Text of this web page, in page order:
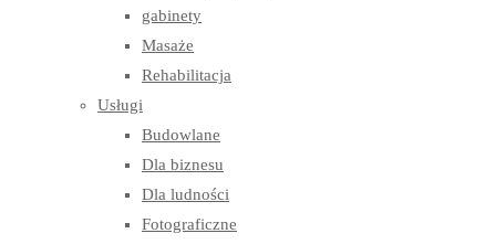
gabinety
Masaże
Rehabilitacja
Usługi
Budowlane
Dla biznesu
Dla ludności
Fotograficzne